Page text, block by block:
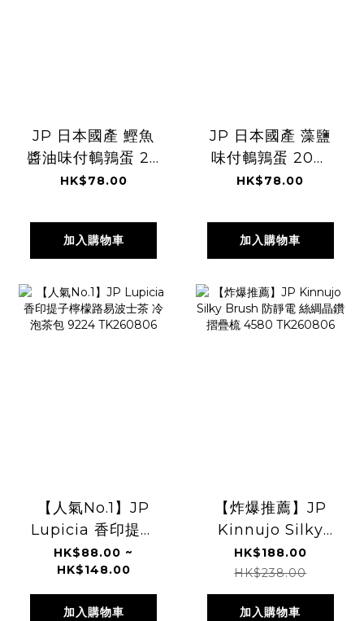
JP 日本國產 鰹魚
醬油味付鵪鶉蛋 20
粒 6869
HK$78.00
加入購物車
JP 日本國產 藻鹽
味付鵪鶉蛋 20粒
7842 TK260806
HK$78.00
加入購物車
【人氣No.1】JP
Lupicia 香印提子
檸檬路易波士茶 冷
泡茶包 9224
TK260806
HK$88.00 ~
HK$148.00
加入購物車
【炸爆推薦】JP
Kinnujo Silky
Brush 防靜電 絲綢
晶鑽摺疊梳 4580
TK260806
HK$188.00
HK$238.00
加入購物車